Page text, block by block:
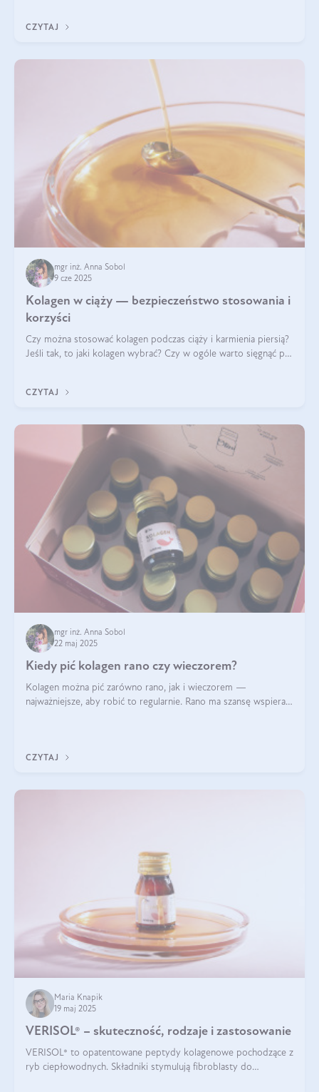
CZYTAJ
mgr inż. Anna Sobol
9 cze 2025
Kolagen w ciąży — bezpieczeństwo stosowania i
korzyści
Czy można stosować kolagen podczas ciąży i karmienia piersią?
Jeśli tak, to jaki kolagen wybrać? Czy w ogóle warto sięgnąć po
CZYTAJ
mgr inż. Anna Sobol
22 maj 2025
Kiedy pić kolagen rano czy wieczorem?
Kolagen można pić zarówno rano, jak i wieczorem —
najważniejsze, aby robić to regularnie. Rano ma szansę wspierać
CZYTAJ
Maria Knapik
19 maj 2025
VERISOL® – skuteczność, rodzaje i zastosowanie
VERISOL® to opatentowane peptydy kolagenowe pochodzące z
ryb ciepłowodnych. Składniki stymulują fibroblasty do